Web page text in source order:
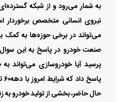
به شمار می‌رود و از شبکه
نیروی انسانی متخصص برخوردار
می‌تواند در برخی حوزه‌ها به
صنعت خودرو در پاسخ به این سوال
پرسید آیا خودروسازی می‌تواند
حال حاضر، بخشی از تولید خودرو